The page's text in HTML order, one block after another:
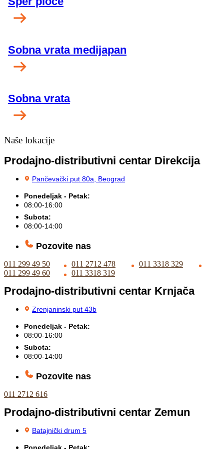
Sobna vrata medijapan
Sobna vrata
Naše lokacije
Prodajno-distributivni centar Direkcija
Pančevački put 80a, Beograd
Ponedeljak - Petak:
08:00-16:00
Subota:
08:00-14:00
Pozovite nas
011 299 49 50 011 2712 478
011 3318 329
011 299 49 60
011 3318 319
Prodajno-distributivni centar Krnjača
Zrenjaninski put 43b
Ponedeljak - Petak:
08:00-16:00
Subota:
08:00-14:00
Pozovite nas
011 2712 616
Prodajno-distributivni centar Zemun
Batajnički drum 5
Ponedeljak - Petak: